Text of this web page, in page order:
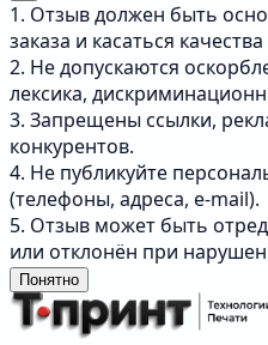
1. Отзыв должен быть
заказа и касаться
2. Не допускаются
лексика,
3. Запрещены ссылки,
конкурентов.
4. Не публикуйте
(телефоны, адреса, e-mail).
5. Отзыв может быть
или отклонён при
Понятно